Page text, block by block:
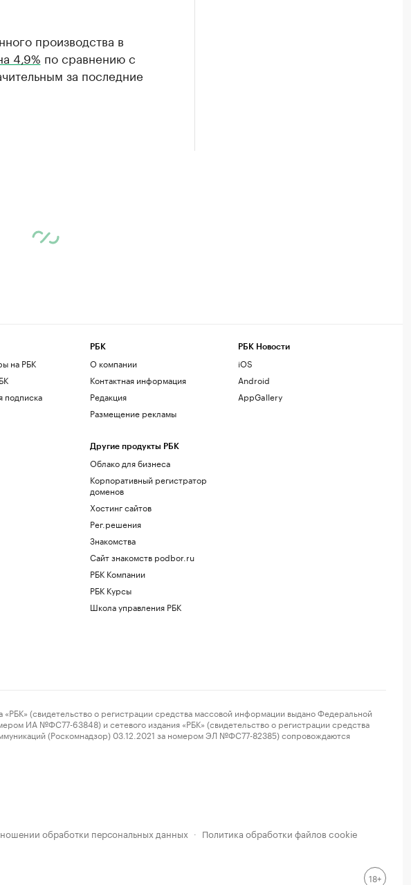
производства в
4,9% по сравнению с
за последние
на РБК
подписка
РБК
О компании
Контактная информация
Редакция
Размещение рекламы
Другие продукты РБК
Облако для бизнеса
Корпоративный регистратор
доменов
Хостинг сайтов
Рег.решения
Знакомства
Сайт знакомств podbor.ru
РБК Компании
РБК Курсы
Школа управления РБК
РБК Новости
iOS
Android
AppGallery
(свидетельство о регистрации средства массовой информации выдано Федеральной
ИА №ФС77-63848) и сетевого издания «РБК» (свидетельство о регистрации средства
(Роскомнадзор) 03.12.2021 за номером ЭЛ №ФС77-82385) сопровождаются
обработки персональных данных · Политика обработки файлов cookie
18+